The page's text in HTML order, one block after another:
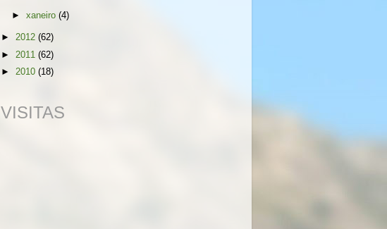
►xaneiro(4)
► 2012 (62)
► 2011 (62)
► 2010 (18)
VISITAS